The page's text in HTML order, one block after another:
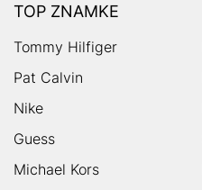
TOP ZNAMKE
Tommy Hilfiger
Pat Calvin
Nike
Guess
Michael Kors